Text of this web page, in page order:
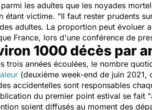
les adultes que les noyades
étant victime. "Il faut rester prudents
adultes. La proportion peut évoluer
France, lors d'une conférence de
1000 décès par
trois années écoulées, le nombre
(deuxième week-end de juin
accidentelles sont responsables
du premier point estival se fait "
soient diffusés au moment des